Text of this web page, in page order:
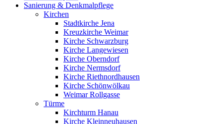
Sanierung & Denkmalpflege
Kirchen
Stadtkirche Jena
Kreuzkirche Weimar
Kirche Schwarzburg
Kirche Langewiesen
Kirche Oberndorf
Kirche Nermsdorf
Kirche Riethnordhausen
Kirche Schönwölkau
Weimar Rollgasse
Türme
Kirchturm Hanau
Kirche Kleinneuhausen